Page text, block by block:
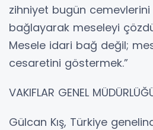
zihniyet bugün cemevlerini
bağlayarak meseleyi
Mesele idari bağ değil;
cesaretini göstermek.”
VAKIFLAR GENEL
Gülcan Kış, Türkiye